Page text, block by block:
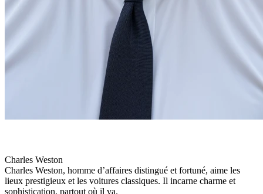
Charles Weston
Charles Weston, homme d’affaires distingué et fortuné, aime les
lieux prestigieux et les voitures classiques. Il incarne charme et
sophistication, partout où il va.